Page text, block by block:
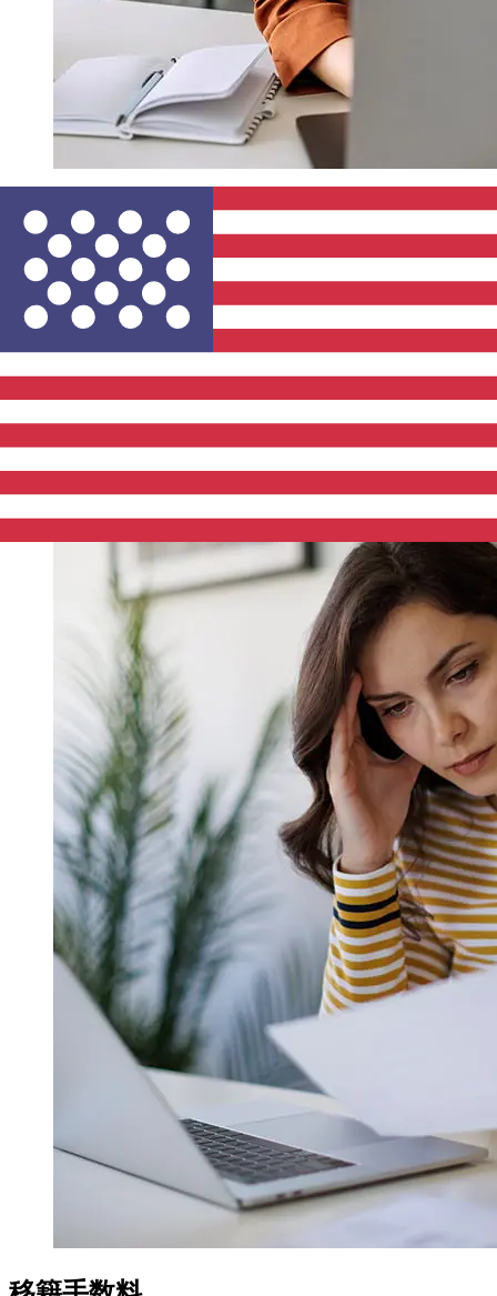
Banca di San Marino EURUSDの移行
はどれくらい速いですか?
ユーロ加盟国年からアメリカ合衆国までのBanca di San
Marino国際送金の配達時間は、支払い方法や取引時期によ
って異なります。通常、国際銀行振込は1営業日から5営業日
かかります。銀行の祝日やセキュリティチェックなどの要因
も配達に影響を与えることがあります。遅延を避けるために
Banca di San Marino S.p.Aの締め切り時間を確認してくだ
さい。